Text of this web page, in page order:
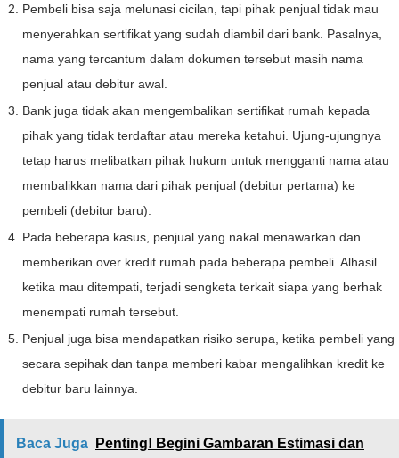
Pembeli bisa saja melunasi cicilan, tapi pihak penjual tidak mau
menyerahkan sertifikat yang sudah diambil dari bank. Pasalnya,
nama yang tercantum dalam dokumen tersebut masih nama
penjual atau debitur awal.
Bank juga tidak akan mengembalikan sertifikat rumah kepada
pihak yang tidak terdaftar atau mereka ketahui. Ujung-ujungnya
tetap harus melibatkan pihak hukum untuk mengganti nama atau
membalikkan nama dari pihak penjual (debitur pertama) ke
pembeli (debitur baru).
Pada beberapa kasus, penjual yang nakal menawarkan dan
memberikan over kredit rumah pada beberapa pembeli. Alhasil
ketika mau ditempati, terjadi sengketa terkait siapa yang berhak
menempati rumah tersebut.
Penjual juga bisa mendapatkan risiko serupa, ketika pembeli yang
secara sepihak dan tanpa memberi kabar mengalihkan kredit ke
debitur baru lainnya.
Baca Juga
Penting! Begini Gambaran Estimasi dan